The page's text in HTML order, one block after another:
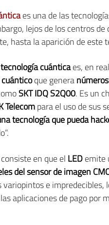
es una de las
lejos de los centros
hasta la aparición de este
cuánticaes, en
que genera
SKT IDQ S2Q00. Es un
Telecompara el uso de sus
tecnología que pueda
en que el LEDemite
del sensor de imagen
e impredecibles,
aplicaciones de pago por